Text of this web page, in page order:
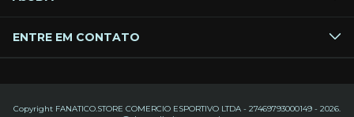
ENTRE EM CONTATO
Copyright FANATICO.STORE COMERCIO ESPORTIVO LTDA - 27469793000149 - 2026.